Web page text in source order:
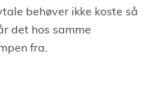
behøver ikke koste så
det hos samme
fra.